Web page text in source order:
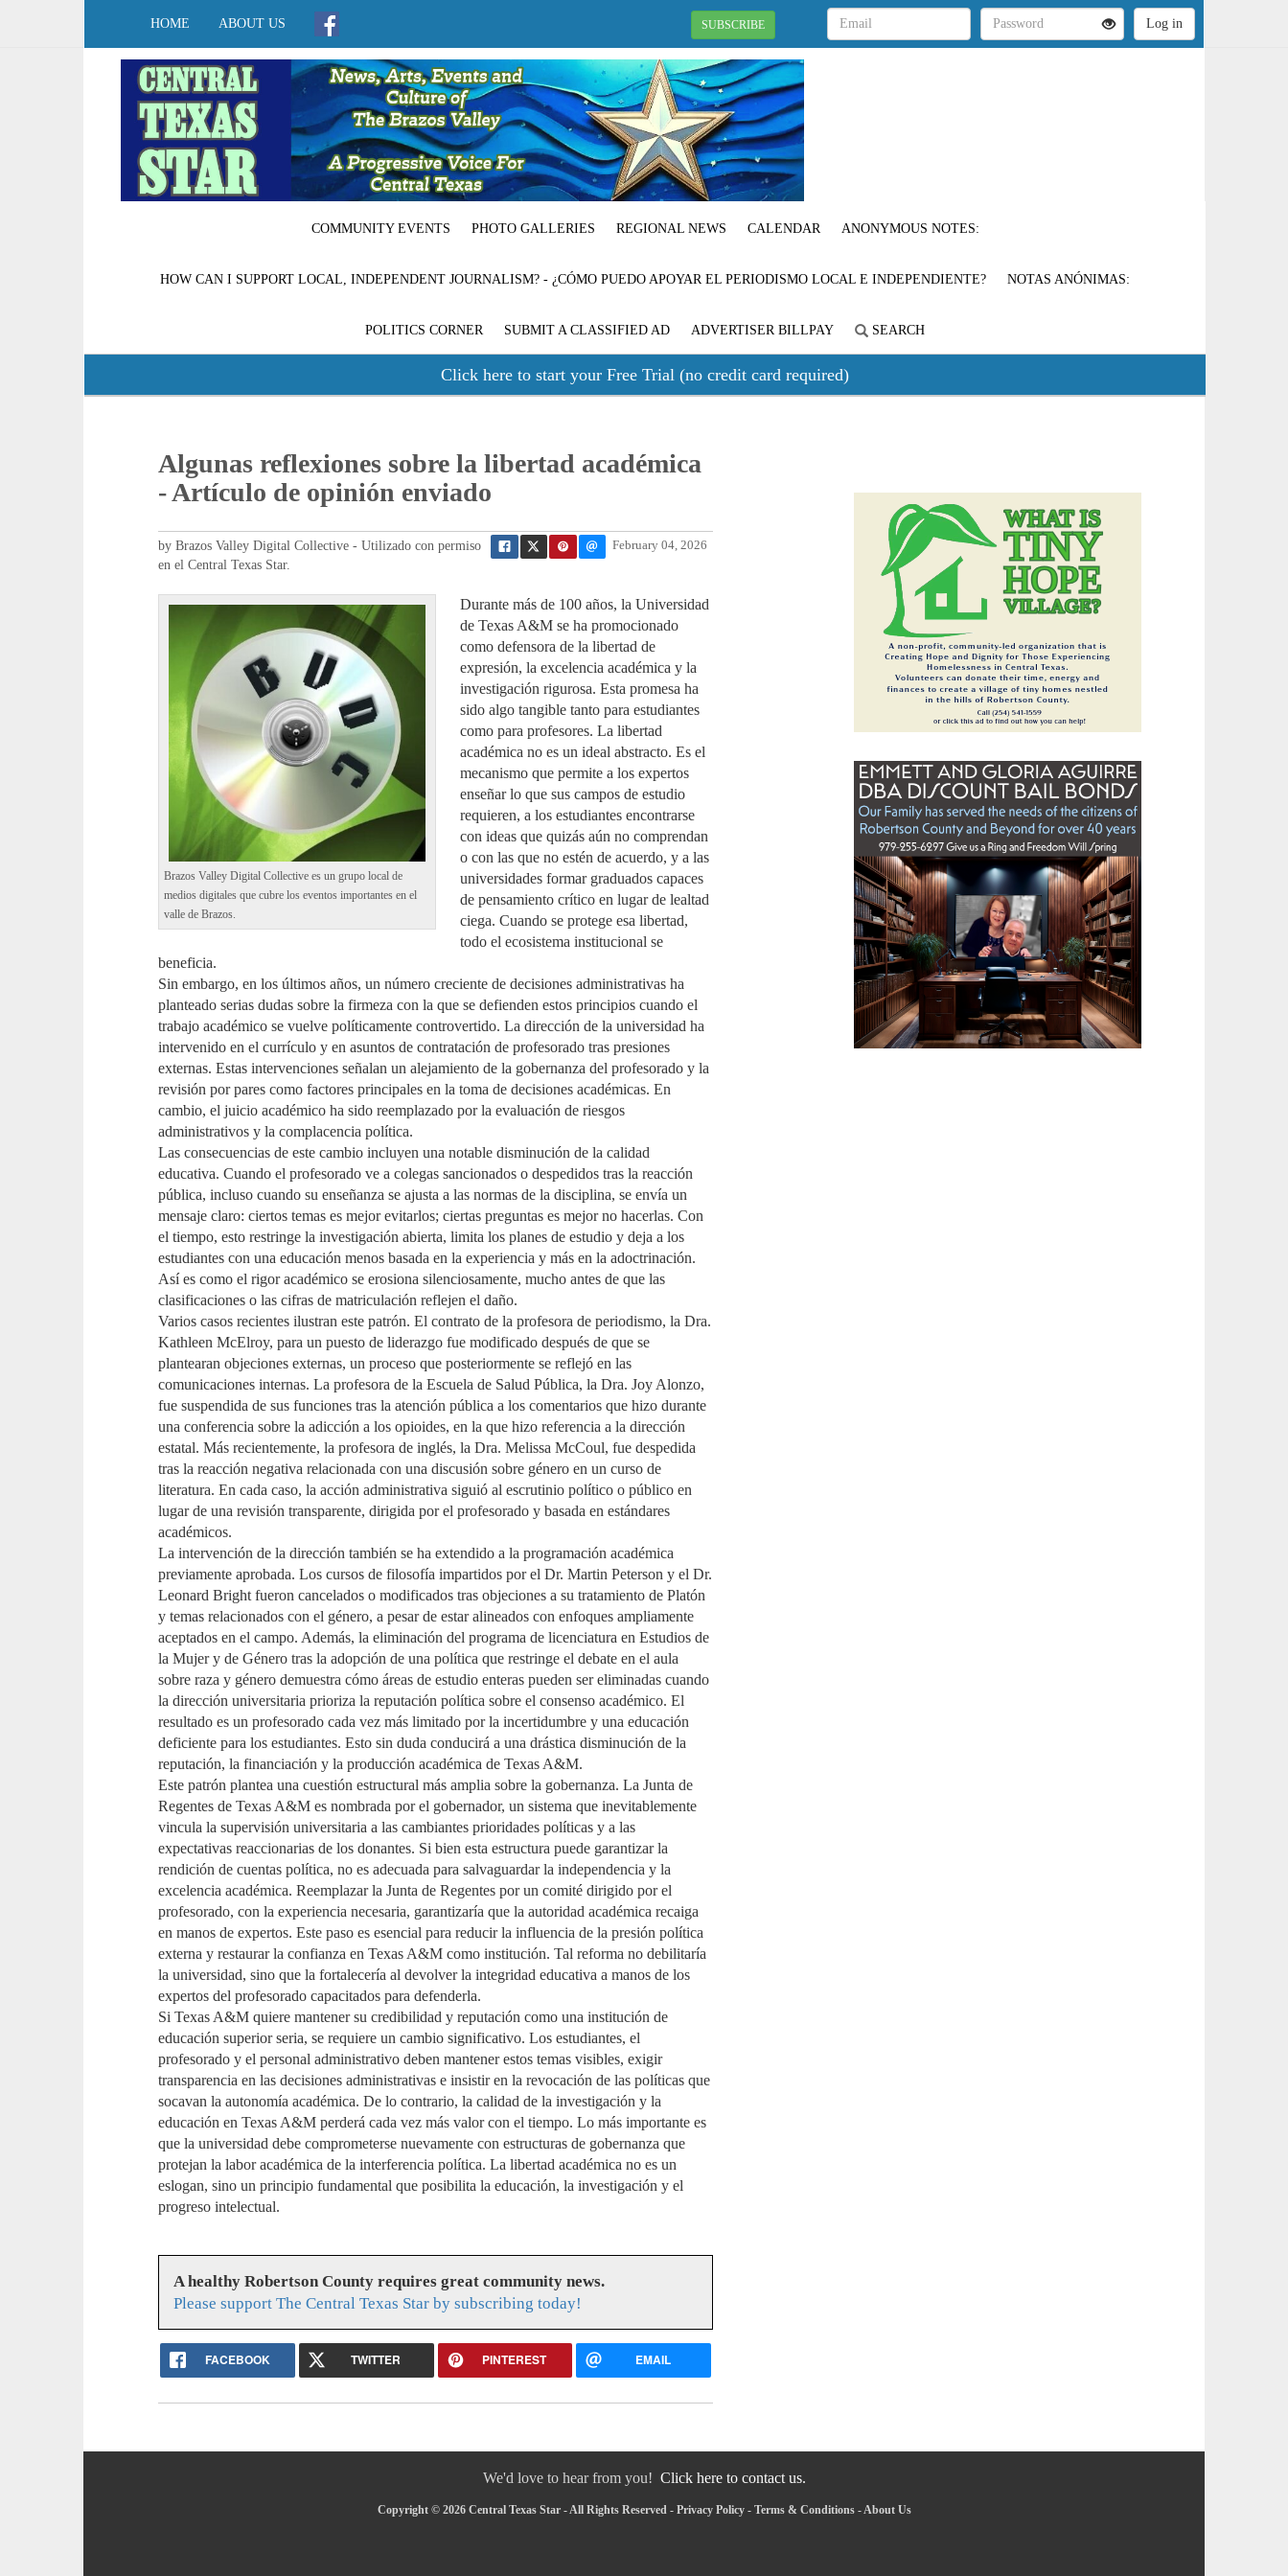
HOME ABOUT US SUBSCRIBE
COMMUNITY EVENTS PHOTO GALLERIES REGIONAL NEWS CALENDAR ANONYMOUS NOTES:
HOW CAN I SUPPORT LOCAL, INDEPENDENT JOURNALISM? - ¿CÓMO PUEDO APOYAR EL PERIODISMO LOCAL E INDEPENDIENTE? NOTAS ANÓNIMAS:
POLITICS CORNER SUBMIT A CLASSIFIED AD ADVERTISER BILLPAY SEARCH
Click here to start your Free Trial (no credit card required)
Algunas reflexiones sobre la libertad académica
- Artículo de opinión enviado
February 04, 2026
by Brazos Valley Digital Collective - Utilizado con permiso
en el Central Texas Star.
Brazos Valley Digital Collective es un grupo local de
medios digitales que cubre los eventos importantes en el
valle de Brazos.
Durante más de 100 años, la Universidad
de Texas A&M se ha promocionado
como defensora de la libertad de
expresión, la excelencia académica y la
investigación rigurosa. Esta promesa ha
sido algo tangible tanto para estudiantes
como para profesores. La libertad
académica no es un ideal abstracto. Es el
mecanismo que permite a los expertos
enseñar lo que sus campos de estudio
requieren, a los estudiantes encontrarse
con ideas que quizás aún no comprendan
o con las que no estén de acuerdo, y a las
universidades formar graduados capaces
de pensamiento crítico en lugar de lealtad
ciega. Cuando se protege esa libertad,
todo el ecosistema institucional se
beneficia.
Sin embargo, en los últimos años, un número creciente de decisiones administrativas ha
planteado serias dudas sobre la firmeza con la que se defienden estos principios cuando el
trabajo académico se vuelve políticamente controvertido. La dirección de la universidad ha
intervenido en el currículo y en asuntos de contratación de profesorado tras presiones
externas. Estas intervenciones señalan un alejamiento de la gobernanza del profesorado y la
revisión por pares como factores principales en la toma de decisiones académicas. En
cambio, el juicio académico ha sido reemplazado por la evaluación de riesgos
administrativos y la complacencia política.
Las consecuencias de este cambio incluyen una notable disminución de la calidad
educativa. Cuando el profesorado ve a colegas sancionados o despedidos tras la reacción
pública, incluso cuando su enseñanza se ajusta a las normas de la disciplina, se envía un
mensaje claro: ciertos temas es mejor evitarlos; ciertas preguntas es mejor no hacerlas. Con
el tiempo, esto restringe la investigación abierta, limita los planes de estudio y deja a los
estudiantes con una educación menos basada en la experiencia y más en la adoctrinación.
Así es como el rigor académico se erosiona silenciosamente, mucho antes de que las
clasificaciones o las cifras de matriculación reflejen el daño.
Varios casos recientes ilustran este patrón. El contrato de la profesora de periodismo, la Dra.
Kathleen McElroy, para un puesto de liderazgo fue modificado después de que se
plantearan objeciones externas, un proceso que posteriormente se reflejó en las
comunicaciones internas. La profesora de la Escuela de Salud Pública, la Dra. Joy Alonzo,
fue suspendida de sus funciones tras la atención pública a los comentarios que hizo durante
una conferencia sobre la adicción a los opioides, en la que hizo referencia a la dirección
estatal. Más recientemente, la profesora de inglés, la Dra. Melissa McCoul, fue despedida
tras la reacción negativa relacionada con una discusión sobre género en un curso de
literatura. En cada caso, la acción administrativa siguió al escrutinio político o público en
lugar de una revisión transparente, dirigida por el profesorado y basada en estándares
académicos.
La intervención de la dirección también se ha extendido a la programación académica
previamente aprobada. Los cursos de filosofía impartidos por el Dr. Martin Peterson y el Dr.
Leonard Bright fueron cancelados o modificados tras objeciones a su tratamiento de Platón
y temas relacionados con el género, a pesar de estar alineados con enfoques ampliamente
aceptados en el campo. Además, la eliminación del programa de licenciatura en Estudios de
la Mujer y de Género tras la adopción de una política que restringe el debate en el aula
sobre raza y género demuestra cómo áreas de estudio enteras pueden ser eliminadas cuando
la dirección universitaria prioriza la reputación política sobre el consenso académico. El
resultado es un profesorado cada vez más limitado por la incertidumbre y una educación
deficiente para los estudiantes. Esto sin duda conducirá a una drástica disminución de la
reputación, la financiación y la producción académica de Texas A&M.
Este patrón plantea una cuestión estructural más amplia sobre la gobernanza. La Junta de
Regentes de Texas A&M es nombrada por el gobernador, un sistema que inevitablemente
vincula la supervisión universitaria a las cambiantes prioridades políticas y a las
expectativas reaccionarias de los donantes. Si bien esta estructura puede garantizar la
rendición de cuentas política, no es adecuada para salvaguardar la independencia y la
excelencia académica. Reemplazar la Junta de Regentes por un comité dirigido por el
profesorado, con la experiencia necesaria, garantizaría que la autoridad académica recaiga
en manos de expertos. Este paso es esencial para reducir la influencia de la presión política
externa y restaurar la confianza en Texas A&M como institución. Tal reforma no debilitaría
la universidad, sino que la fortalecería al devolver la integridad educativa a manos de los
expertos del profesorado capacitados para defenderla.
Si Texas A&M quiere mantener su credibilidad y reputación como una institución de
educación superior seria, se requiere un cambio significativo. Los estudiantes, el
profesorado y el personal administrativo deben mantener estos temas visibles, exigir
transparencia en las decisiones administrativas e insistir en la revocación de las políticas que
socavan la autonomía académica. De lo contrario, la calidad de la investigación y la
educación en Texas A&M perderá cada vez más valor con el tiempo. Lo más importante es
que la universidad debe comprometerse nuevamente con estructuras de gobernanza que
protejan la labor académica de la interferencia política. La libertad académica no es un
eslogan, sino un principio fundamental que posibilita la educación, la investigación y el
progreso intelectual.
A healthy Robertson County requires great community news.
Please support The Central Texas Star by subscribing today!
FACEBOOK TWITTER PINTEREST EMAIL
We'd love to hear from you! Click here to contact us.
Copyright © 2026 Central Texas Star - All Rights Reserved - Privacy Policy- Terms & Conditions-About Us